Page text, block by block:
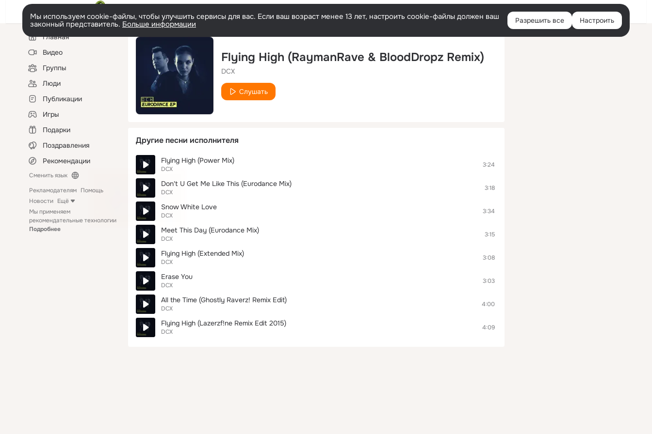
Войти
Мы используем cookie-файлы, чтобы улучшить сервисы для вас. Если ваш возраст менее 13 лет, настроить cookie-файлы должен ваш
законный представитель. Больше информации Разрешить все Настроить
Левая
колонкаГлавная
Видео
Группы
Люди
Публикации
Игры
Подарки
Поздравления
Рекомендации
Сменить язык
Рекламодателям Помощь
Новости Ещё
Мы применяем
рекомендательные технологии
Подробнее
Flying High (RaymanRave & BloodDropz Remix)
DCX
Слушать
Другие песни исполнителя
Flying High (Power Mix)
DCX
3:24
Don't U Get Me Like This (Eurodance Mix)
DCX
3:18
Snow White Love
DCX
3:34
Meet This Day (Eurodance Mix)
DCX
3:15
Flying High (Extended Mix)
DCX
3:08
Erase You
DCX
3:03
All the Time (Ghostly Raverz! Remix Edit)
DCX
4:00
Flying High (Lazerzf!ne Remix Edit 2015)
DCX
4:09